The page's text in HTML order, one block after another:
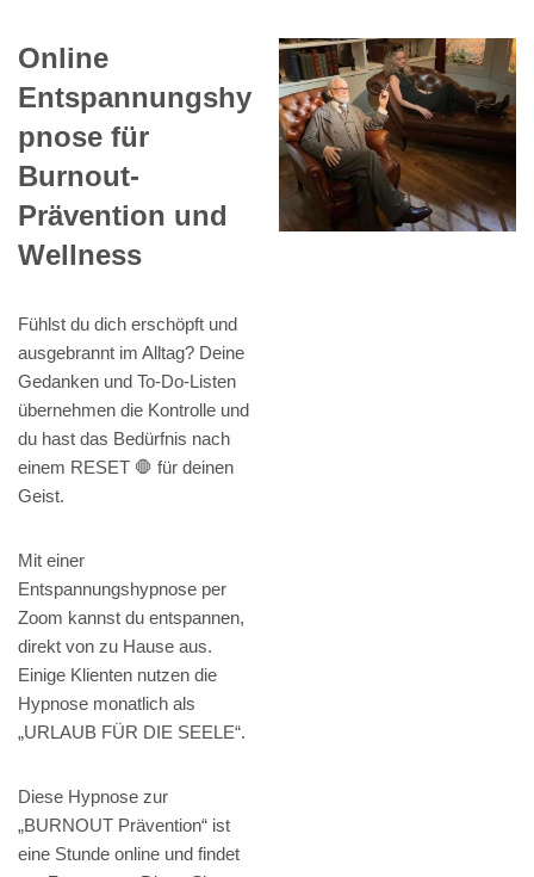
Online
Entspannungshy
pnose für
Burnout-
Prävention und
Wellness
Fühlst du dich erschöpft und
ausgebrannt im Alltag? Deine
Gedanken und To-Do-Listen
übernehmen die Kontrolle und
du hast das Bedürfnis nach
einem RESET 🛑 für deinen
Geist.
Mit einer
Entspannungshypnose per
Zoom kannst du entspannen,
direkt von zu Hause aus.
Einige Klienten nutzen die
Hypnose monatlich als
„URLAUB FÜR DIE SEELE“.
Diese Hypnose zur
„BURNOUT Prävention“ ist
eine Stunde online und findet